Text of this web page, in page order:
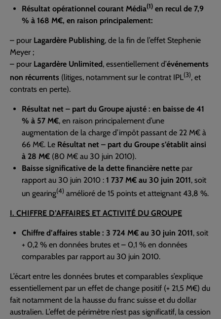
Résultat opérationnel courant Média(1) en recul de 7,9
% à 168 M€, en raison principalement:
– pour Lagardère Publishing, de la fin de l’effet Stephenie
Meyer ;
– pour Lagardère Unlimited, essentiellement d’événements
non récurrents (litiges, notamment sur le contrat IPL(3), et
contrats en perte).
Résultat net – part du Groupe ajusté : en baisse de 41
% à 57 M€, en raison principalement d’une
augmentation de la charge d’impôt passant de 22 M€ à
66 M€. Le Résultat net – part du Groupe s’établit ainsi
à 28 M€ (80 M€ au 30 juin 2010).
Baisse significative de la dette financière nette par
rapport au 30 juin 2010 : 1 737 M€ au 30 juin 2011, soit
un gearing(4) amélioré de 15 points et atteignant 43,8 %.
I. CHIFFRE D’AFFAIRES ET ACTIVITÉ DU GROUPE
Chiffre d’affaires stable : 3 724 M€ au 30 juin 2011, soit
+ 0,2 % en données brutes et – 0,1 % en données
comparables par rapport au 30 juin 2010.
L’écart entre les données brutes et comparables s’explique
essentiellement par un effet de change positif (+ 21,5 M€) du
fait notamment de la hausse du franc suisse et du dollar
australien. L’effet de périmètre n’est pas significatif, la cession